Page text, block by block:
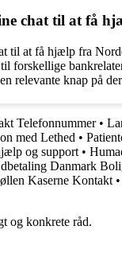
chat til at få
til at få hjælp fra
forskellige
relevante knap på
Telefonnummer•
med Lethed •
og support •
Danmark
Kaserne Kontakt •
og konkrete råd.